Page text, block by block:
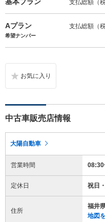
支払総額（
Aプラン 支払総額（
希望ナンバー
中古車販売店情報
大陽自動車
営業時間
定休日 祝日
住所
福井
地図